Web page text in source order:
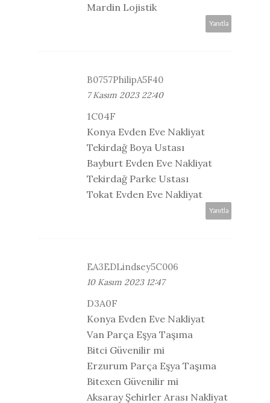
Mardin Lojistik
Yanıtla
B0757PhilipA5F40
7 Kasım 2023 22:40
1C04F
Konya Evden Eve Nakliyat
Tekirdağ Boya Ustası
Bayburt Evden Eve Nakliyat
Tekirdağ Parke Ustası
Tokat Evden Eve Nakliyat
Yanıtla
EA3EDLindsey5C006
10 Kasım 2023 12:47
D3A0F
Konya Evden Eve Nakliyat
Van Parça Eşya Taşıma
Bitci Güvenilir mi
Erzurum Parça Eşya Taşıma
Bitexen Güvenilir mi
Aksaray Şehirler Arası Nakliyat